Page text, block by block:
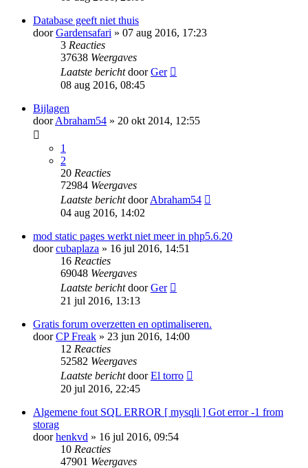
Database geeft niet thuis
doorGardensafari » 07 aug 2016, 17:23
3 Reacties
37638 Weergaves
Laatste berichtdoorGer
08 aug 2016, 08:45
Bijlagen
doorAbraham54 » 20 okt 2014, 12:55
1
2
20 Reacties
72984 Weergaves
Laatste berichtdoorAbraham54
04 aug 2016, 14:02
mod static pages werkt niet meer in php5.6.20
doorcubaplaza » 16 jul 2016, 14:51
16 Reacties
69048 Weergaves
Laatste berichtdoorGer
21 jul 2016, 13:13
Gratis forum overzetten en optimaliseren.
doorCP Freak » 23 jun 2016, 14:00
12 Reacties
52582 Weergaves
Laatste berichtdoorEl torro
20 jul 2016, 22:45
Algemene fout SQL ERROR [ mysqli ] Got error -1 from
storag
doorhenkvd » 16 jul 2016, 09:54
10 Reacties
47901 Weergaves